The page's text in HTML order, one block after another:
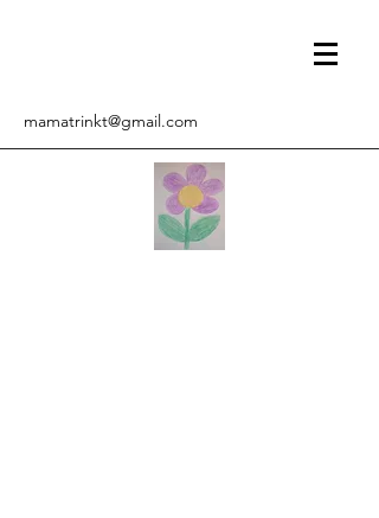
mamatrinkt@gmail.com